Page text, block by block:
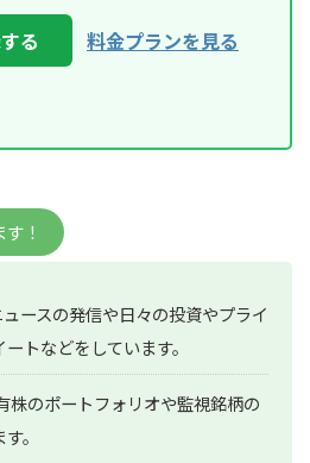
る 料金プランを見る
！
ースの発信や日々の投資やプライ
トなどをしています。
株のポートフォリオや監視銘柄の
。